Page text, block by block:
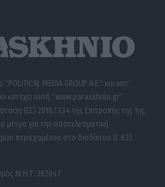
MEDIA GROUP A.E.” και κατ’
κατέχει αυτή “www.paraskhnio.gr”
(ΕΕ) 2018/334 της Επιτροπής της 1ης
μέτρα για την αποτελεσματική
περιεχομένου στο διαδίκτυο (L 63).
Μ.Η.Τ. 262047